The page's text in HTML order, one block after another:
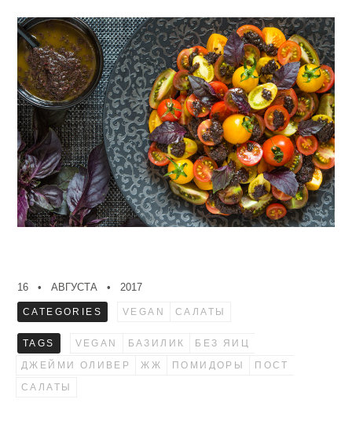
16 АВГУСТА 2017
CATEGORIES VEGAN САЛАТЫ
TAGS VEGAN БАЗИЛИК
БЕЗ ЯИЦ
ДЖЕЙМИ ОЛИВЕР
ЖЖ ПОМИДОРЫ
ПОСТ
САЛАТЫ